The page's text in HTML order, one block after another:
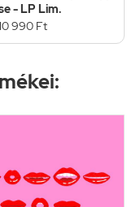
- LP Lim.
990 Ft